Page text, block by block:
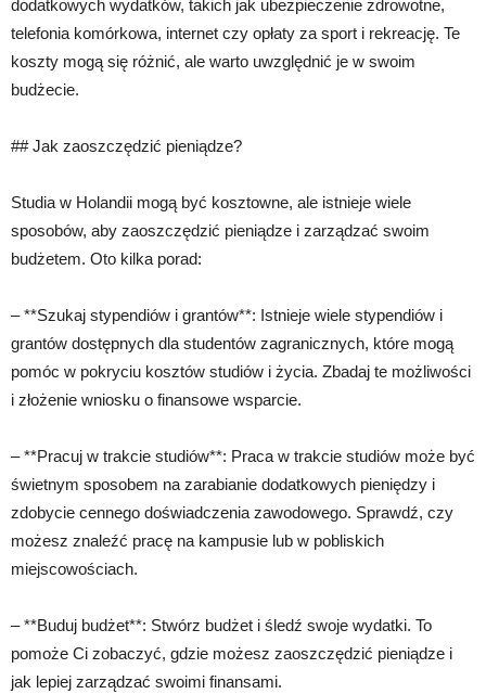
dodatkowych wydatków, takich jak ubezpieczenie zdrowotne,
telefonia komórkowa, internet czy opłaty za sport i rekreację. Te
koszty mogą się różnić, ale warto uwzględnić je w swoim
budżecie.
## Jak zaoszczędzić pieniądze?
Studia w Holandii mogą być kosztowne, ale istnieje wiele
sposobów, aby zaoszczędzić pieniądze i zarządzać swoim
budżetem. Oto kilka porad:
– **Szukaj stypendiów i grantów**: Istnieje wiele stypendiów i
grantów dostępnych dla studentów zagranicznych, które mogą
pomóc w pokryciu kosztów studiów i życia. Zbadaj te możliwości
i złożenie wniosku o finansowe wsparcie.
– **Pracuj w trakcie studiów**: Praca w trakcie studiów może być
świetnym sposobem na zarabianie dodatkowych pieniędzy i
zdobycie cennego doświadczenia zawodowego. Sprawdź, czy
możesz znaleźć pracę na kampusie lub w pobliskich
miejscowościach.
– **Buduj budżet**: Stwórz budżet i śledź swoje wydatki. To
pomoże Ci zobaczyć, gdzie możesz zaoszczędzić pieniądze i
jak lepiej zarządzać swoimi finansami.